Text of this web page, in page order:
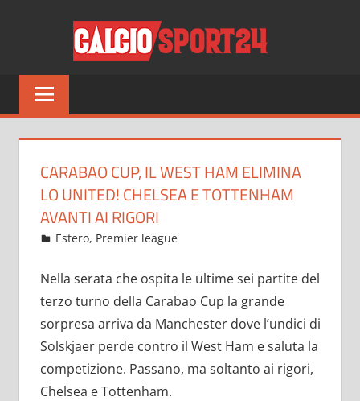
Tutto
sul
del
solo
CARABAO CUP, IL WEST HAM ELIMINA
LO UNITED! CHELSEA E TOTTENHAM
AVANTI AI RIGORI
Settembre 23, 2021
admin
Estero, Premier league
Nella serata che ospita le ultime sei partite del
terzo turno della Carabao Cup la grande
sorpresa arriva da Manchester dove l’undici di
Solskjaer perde contro il West Ham e saluta la
competizione. Passano, ma soltanto ai rigori,
Chelsea e Tottenham.